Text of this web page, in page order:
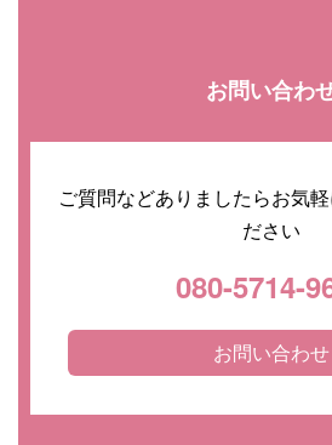
お問い合わ
ご質問などありましたらお気
ださい
080-5714-
お問い合わせ